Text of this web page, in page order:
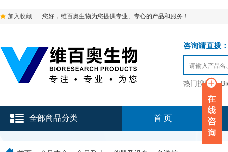
加入收藏 您好，维百奥生物为您提供专业、专心的产品和服务！
咨询请直拨
热门搜索：
全部商品分类 首 页